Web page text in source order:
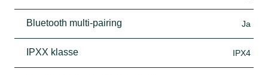
Bluetooth multi-pairing Ja
IPXX klasse IPX4